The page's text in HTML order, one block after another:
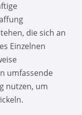
die sich an
Einzelnen
umfassende
nutzen, um